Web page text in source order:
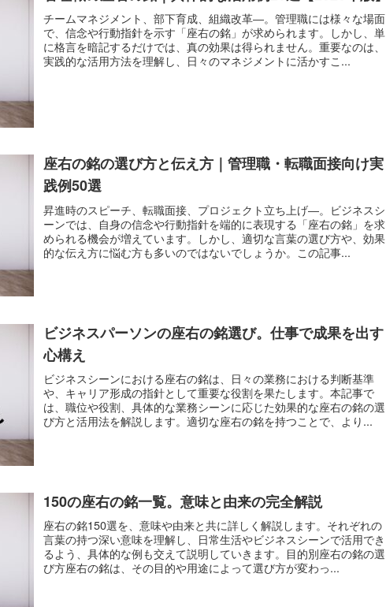
チームマネジメント、部下育成、組織改革―。管理職には様々な場面
で、信念や行動指針を示す「座右の銘」が求められます。しかし、単
に格言を暗記するだけでは、真の効果は得られません。重要なのは、
実践的な活用方法を理解し、日々のマネジメントに活かすこ...
座右の銘の選び方と伝え方｜管理職・転職面接向け実
践例50選
昇進時のスピーチ、転職面接、プロジェクト立ち上げ―。ビジネスシ
ーンでは、自身の信念や行動指針を端的に表現する「座右の銘」を求
められる機会が増えています。しかし、適切な言葉の選び方や、効果
的な伝え方に悩む方も多いのではないでしょうか。この記事...
ビジネスパーソンの座右の銘選び。仕事で成果を出す
心構え
ビジネスシーンにおける座右の銘は、日々の業務における判断基準
や、キャリア形成の指針として重要な役割を果たします。本記事で
は、職位や役割、具体的な業務シーンに応じた効果的な座右の銘の選
び方と活用法を解説します。適切な座右の銘を持つことで、より...
150の座右の銘一覧。意味と由来の完全解説
座右の銘150選を、意味や由来と共に詳しく解説します。それぞれの
言葉の持つ深い意味を理解し、日常生活やビジネスシーンで活用でき
るよう、具体的な例も交えて説明していきます。目的別座右の銘の選
び方座右の銘は、その目的や用途によって選び方が変わっ...